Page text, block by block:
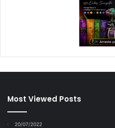
Most Viewed Posts
20/07/2022